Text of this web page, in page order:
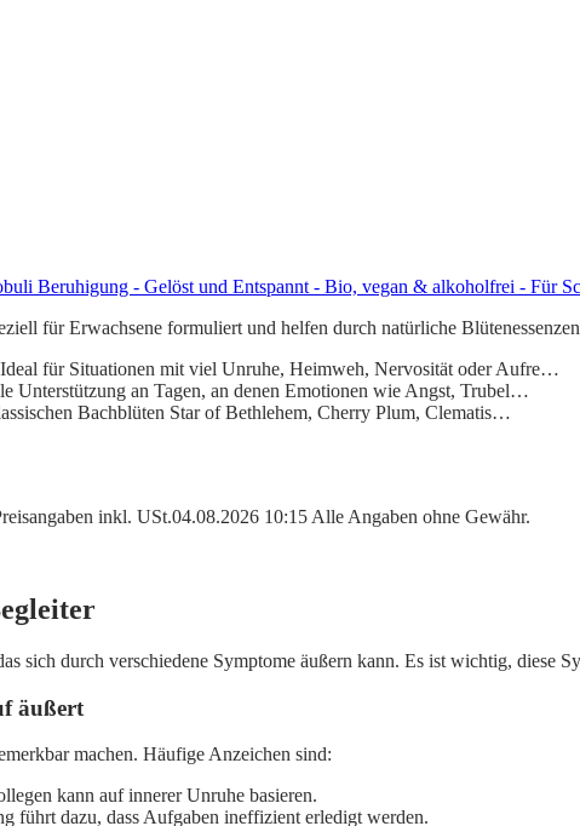
Beruhigung - Gelöst und Entspannt - Bio, vegan & alkoholfrei - Für
für Erwachsene formuliert und helfen durch natürliche
für Situationen mit viel Unruhe, Heimweh, Nervosität oder Aufre…
an Tagen, an denen Emotionen wie Angst, Trubel…
Bachblüten Star of Bethlehem, Cherry Plum, Clematis…
inkl. USt.04.08.2026 10:15 Alle Angaben ohne Gewähr.
sich durch verschiedene Symptome äußern kann. Es ist wichtig, diese
äußert
machen. Häufige Anzeichen sind:
kann auf innerer Unruhe basieren.
führt dazu, dass Aufgaben ineffizient erledigt werden.